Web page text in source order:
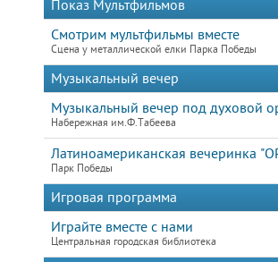
Показ Мультфильмов
Смотрим мультфильмы вместе
Сцена у металлической елки Парка Победы
Музыкальный вечер
Музыкальный вечер под духовой
Набережная им.Ф.Табеева
Латиноамериканская вечеринка
Парк Победы
Игровая программа
Играйте вместе с нами
Центральная городская библиотека